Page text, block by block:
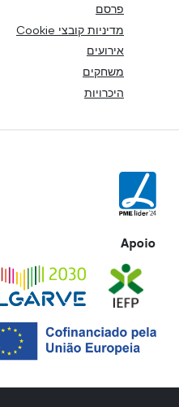
פרסם
מדיניות קובצי Cookie
אירועים
משחקים
היכרויות
Apoio